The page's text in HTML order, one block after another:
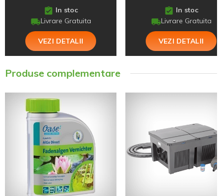
In stoc
Livrare Gratuita
VEZI DETALII
In stoc
Livrare Gratuita
VEZI DETALII
Produse complementare